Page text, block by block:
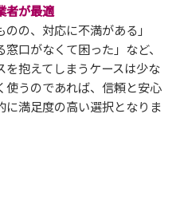
者が最適
の、対応に不満がある」
口がなくて困った」など、
抱えてしまうケースは少な
使うのであれば、信頼と安心
満足度の高い選択となりま